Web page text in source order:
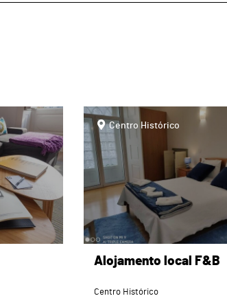
pageCentro Histórico
Alojamento local F&B
Centro Histórico